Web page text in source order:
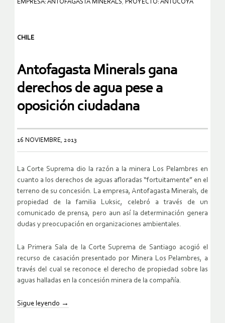
EMPRESA: ANTOFAGASTA MINERALS PROYECTO: ANTUCOYA
CHILE
Antofagasta Minerals gana
derechos de agua pese a
oposición ciudadana
16 NOVIEMBRE, 2013
La Corte Suprema dio la razón a la minera Los Pelambres en
cuanto a los derechos de aguas afloradas “fortuitamente” en el
terreno de su concesión. La empresa, Antofagasta Minerals, de
propiedad de la familia Luksic, celebró a través de un
comunicado de prensa, pero aun así la determinación genera
dudas y preocupación en organizaciones ambientales.
La Primera Sala de la Corte Suprema de Santiago acogió el
recurso de casación presentado por Minera Los Pelambres, a
través del cual se reconoce el derecho de propiedad sobre las
aguas halladas en la concesión minera de la compañía.
Sigue leyendo →